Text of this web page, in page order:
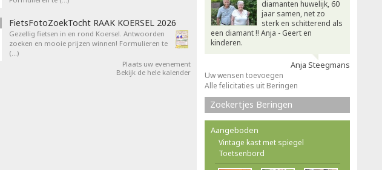
FietsFotoZoekTocht RAAK KOERSEL 2026
Gezellig fietsen in en rond Koersel. Antwoorden
zoeken en mooie prijzen winnen! Formulieren te
(…)
Plaats uw evenement
Bekijk de hele kalender
diamanten huwelijk, 60
jaar samen, net zo
sterk en schitterend als
een diamant !! Anja - Geert en
kinderen.
Anja Steegmans
Uw wensen toevoegen
Alle felicitaties uit Beringen
Zoekertjes Beringen
Aangeboden
Vintage kast met spiegel
Toetsenbord